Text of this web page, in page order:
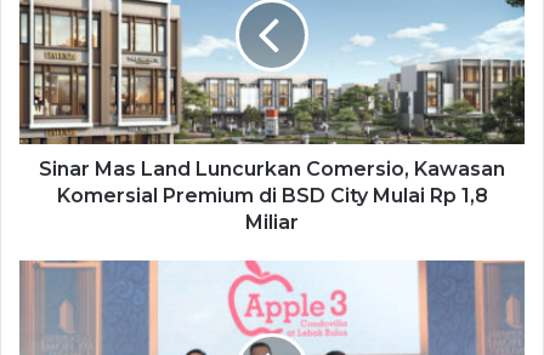
Sinar Mas Land Luncurkan Comersio, Kawasan
Komersial Premium di BSD City Mulai Rp 1,8
Miliar